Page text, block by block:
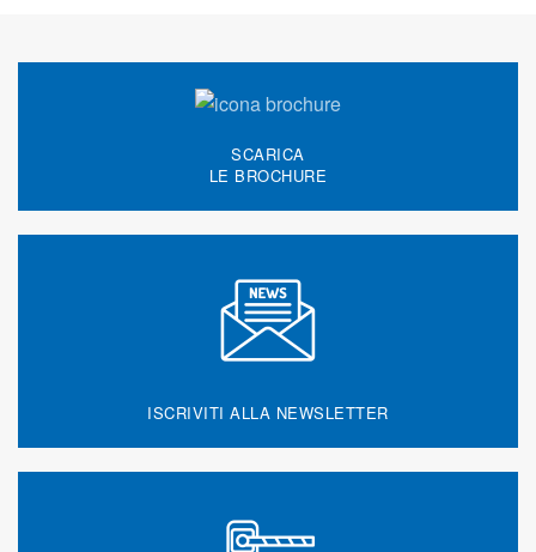
SCARICA
LE BROCHURE
ISCRIVITI ALLA NEWSLETTER